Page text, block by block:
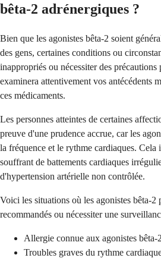
bêta-2 adrénergiques ?
Bien que les agonistes bêta-2 soient
des gens, certaines conditions ou
inappropriés ou nécessiter des
examinera attentivement vos antécédents
ces médicaments.
Les personnes atteintes de certaines
preuve d'une prudence accrue, car les
la fréquence et le rythme cardiaques. Cela
souffrant de battements cardiaques
d'hypertension artérielle non contrôlée.
Voici les situations où les agonistes bêta-2
recommandés ou nécessiter une
Allergie connue aux agonistes bêta-
Troubles graves du rythme